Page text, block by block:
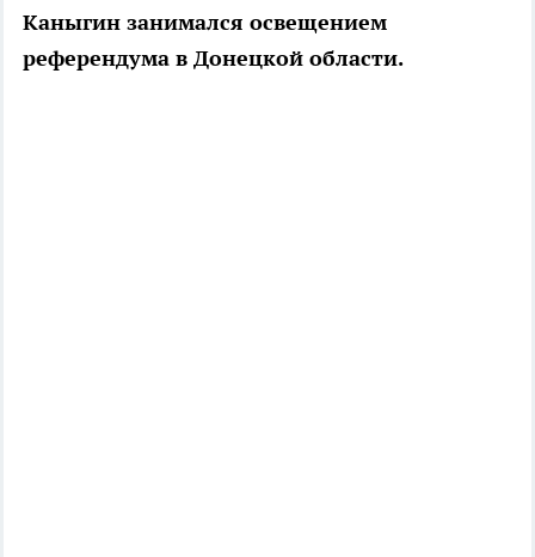
Каныгин занимался освещением
референдума в Донецкой области.